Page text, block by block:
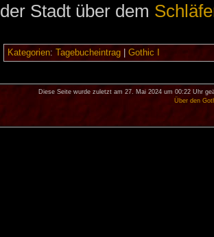
der Stadt über dem
Kategorien: Tagebucheintrag| Gothic I
Diese Seite wurde zuletzt am 27. Mai 2024 um 00:22 Uhr
Über den